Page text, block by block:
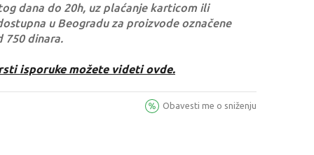
dana do 20h, uz plaćanje karticom ili
u Beogradu za proizvode označene
750 dinara.
isporuke možete videti ovde.
Obavesti me o sniženju